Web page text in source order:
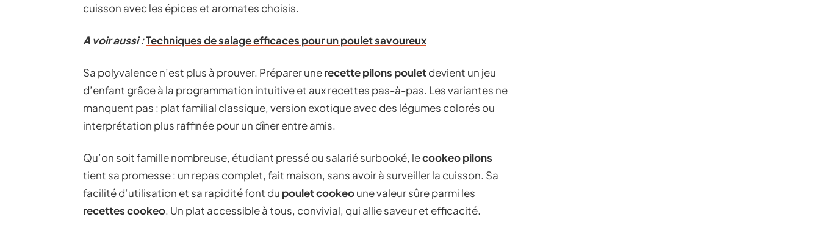
cuisson avec les épices et aromates choisis.
A voir aussi :Techniques de salage efficaces pour un poulet savoureux
Sa polyvalence n’est plus à prouver. Préparer unerecette pilons pouletdevient un jeu
d’enfant grâce à la programmation intuitive et aux recettes pas-à-pas. Les variantes ne
manquent pas : plat familial classique, version exotique avec des légumes colorés ou
interprétation plus raffinée pour un dîner entre amis.
Qu’on soit famille nombreuse, étudiant pressé ou salarié surbooké, lecookeo pilons
tient sa promesse : un repas complet, fait maison, sans avoir à surveiller la cuisson. Sa
facilité d’utilisation et sa rapidité font du poulet cookeoune valeur sûre parmi les
recettes cookeo. Un plat accessible à tous, convivial, qui allie saveur et efficacité.